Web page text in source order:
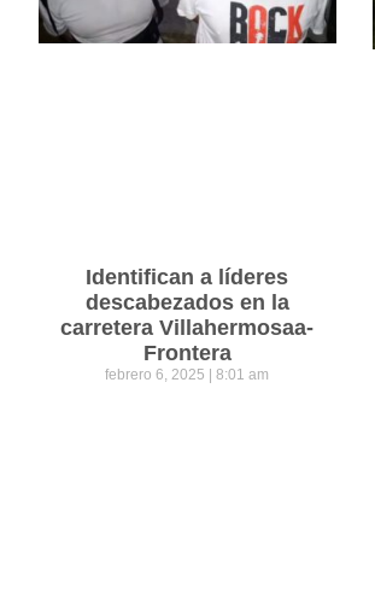
Identifican a líderes
descabezados en la
carretera Villahermosaa-
Frontera
febrero 6, 2025 8:01 am